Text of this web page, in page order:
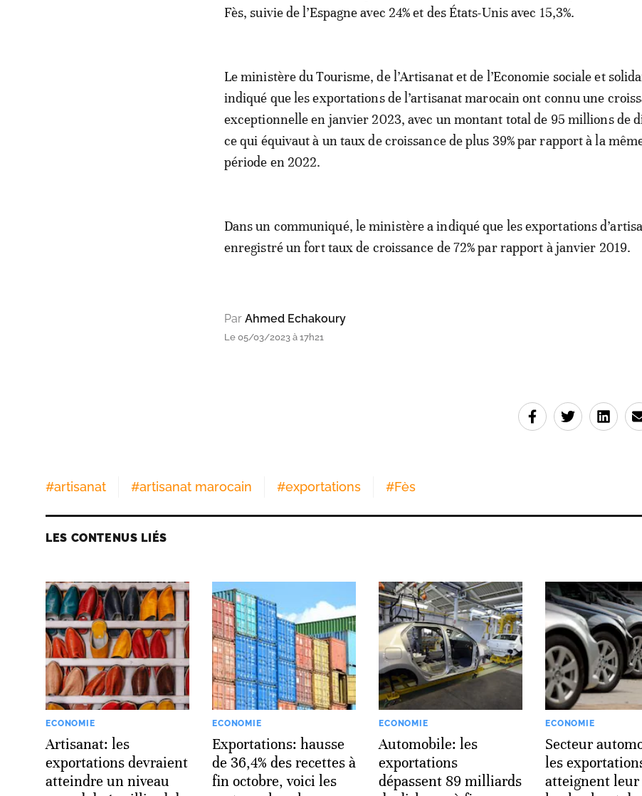
Fès, suivie de l’Espagne avec 24% et des États-Unis avec 15,3%.
Le ministère du Tourisme, de l’Artisanat et de l’Economie sociale et
indiqué que les exportations de l’artisanat marocain ont connu une
exceptionnelle en janvier 2023, avec un montant total de 95 millions de
ce qui équivaut à un taux de croissance de plus 39% par rapport à la
période en 2022.
Dans un communiqué, le ministère a indiqué que les exportations
enregistré un fort taux de croissance de 72% par rapport à janvier 2019.
Par Ahmed Echakoury
Le 05/03/2023 à 17h21
#artisanat #artisanat marocain #exportations #Fès
LES CONTENUS LIÉS
ECONOMIE
Artisanat: les
exportations devraient
atteindre un niveau
ECONOMIE
Exportations: hausse
de 36,4% des recettes à
fin octobre, voici les
ECONOMIE
Automobile: les
exportations
dépassent 89 milliards
ECONOMIE
Secteur
les
atteignent leur